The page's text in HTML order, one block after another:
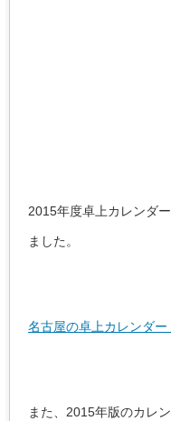
2015年度卓上カレンダ
ました。
名古屋の卓上カレンダ
また、2015年版のカレ